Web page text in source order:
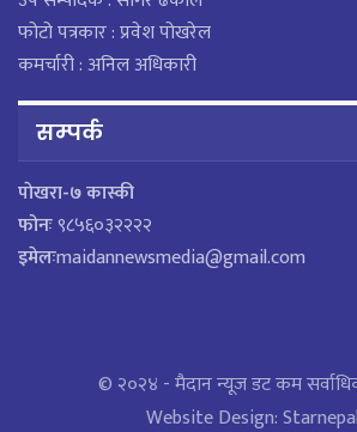
फोटो पत्रकार : प्रवेश पोखरेल
कमर्चारी : अनिल अधिकारी
सम्पर्क
पाेखरा-७ कास्की
फोनः९८५६०३२२२२
इमेलःmaidannewsmedia@gmail.com
© २०२४ - मैदान न्यूज डट कम
Website Design: